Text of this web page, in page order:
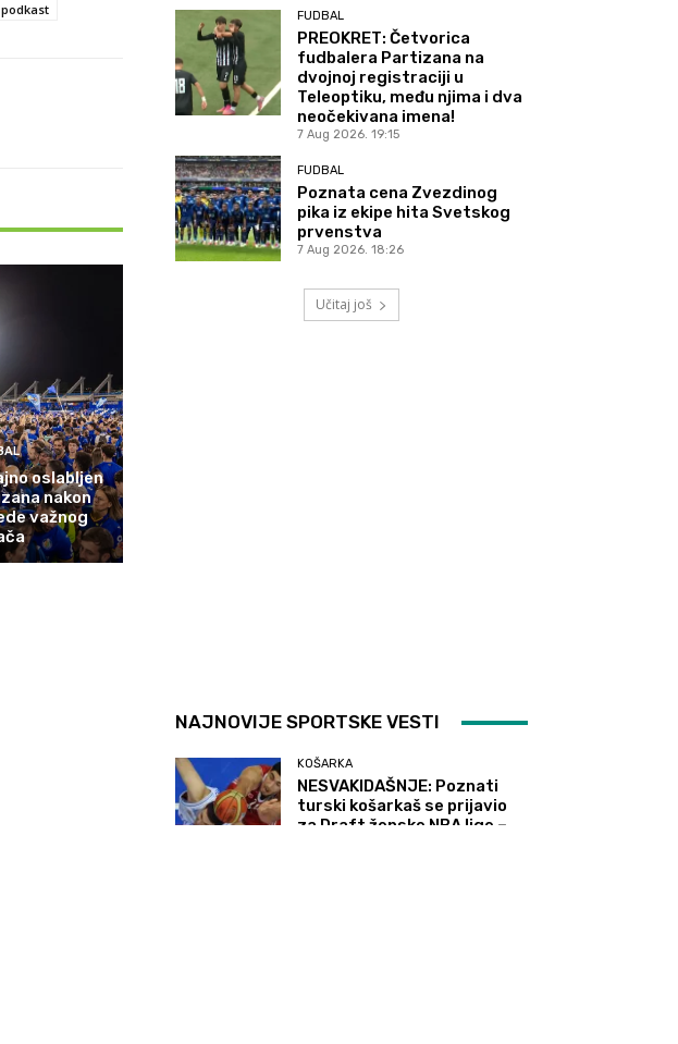
podkast
oslabljen
nakon
važnog
FUDBAL
PREOKRET: Četvorica
fudbalera Partizana na
dvojnoj registraciji u
Teleoptiku, među njima i dva
neočekivana imena!
7 Aug 2026. 19:15
FUDBAL
Poznata cena Zvezdinog
pika iz ekipe hita Svetskog
prvenstva
7 Aug 2026. 18:26
Učitaj još